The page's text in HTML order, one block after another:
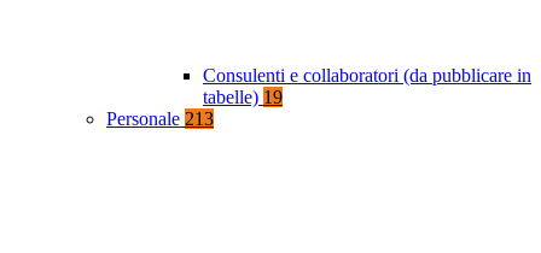
Consulenti e collaboratori (da pubblicare in
tabelle) 19
Personale 213